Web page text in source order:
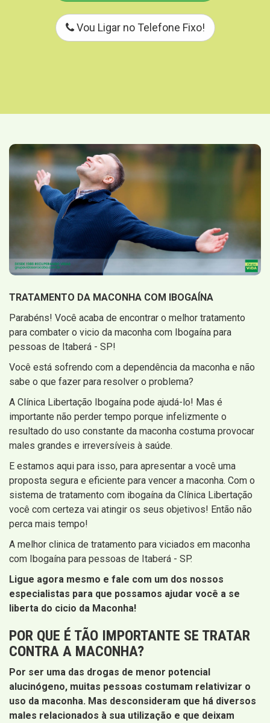
Vou Ligar no Telefone Fixo!
TRATAMENTO DA MACONHA COM IBOGAÍNA
Parabéns! Você acaba de encontrar o melhor tratamento
para combater o vicio da maconha com Ibogaína para
pessoas de Itaberá - SP!
Você está sofrendo com a dependência da maconha e não
sabe o que fazer para resolver o problema?
A Clínica Libertação Ibogaína pode ajudá-lo! Mas é
importante não perder tempo porque infelizmente o
resultado do uso constante da maconha costuma provocar
males grandes e irreversíveis à saúde.
E estamos aqui para isso, para apresentar a você uma
proposta segura e eficiente para vencer a maconha. Com o
sistema de tratamento com ibogaína da Clínica Libertação
você com certeza vai atingir os seus objetivos! Então não
perca mais tempo!
A melhor clinica de tratamento para viciados em maconha
com Ibogaína para pessoas de Itaberá - SP.
Ligue agora mesmo e fale com um dos nossos
especialistas para que possamos ajudar você a se
liberta do cicio da Maconha!
POR QUE É TÃO IMPORTANTE SE TRATAR
CONTRA A MACONHA?
Por ser uma das drogas de menor potencial
alucinógeno, muitas pessoas costumam relativizar o
uso da maconha. Mas desconsideram que há diversos
males relacionados à sua utilização e que deixam